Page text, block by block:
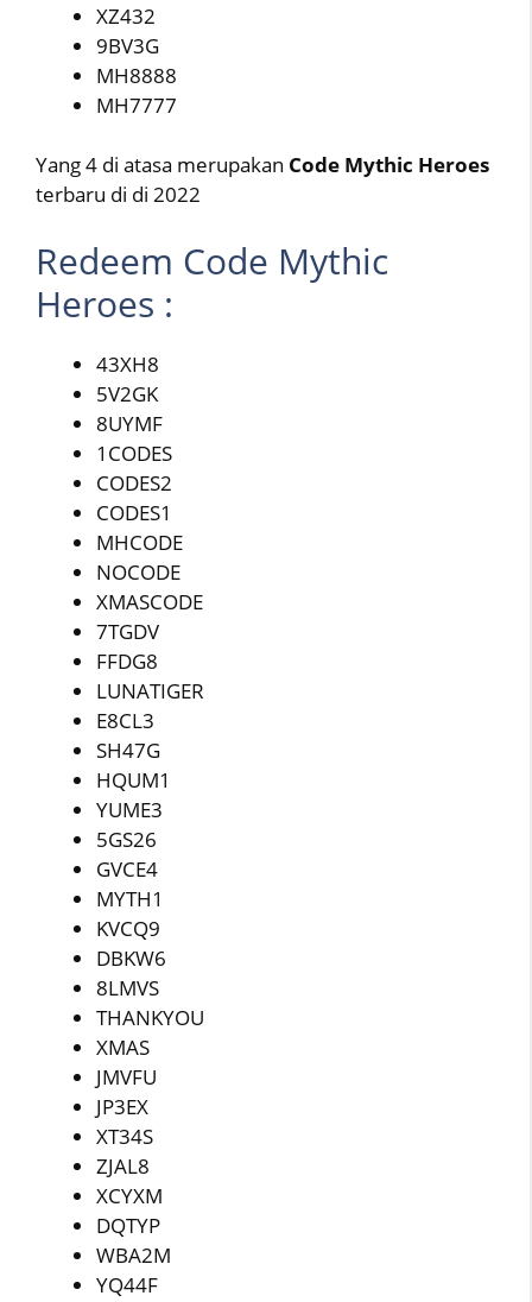
XZ432
9BV3G
MH8888
MH7777
Yang 4 di atasa merupakan Code Mythic Heroes
terbaru di di 2022
Redeem Code Mythic
Heroes :
43XH8
5V2GK
8UYMF
1CODES
CODES2
CODES1
MHCODE
NOCODE
XMASCODE
7TGDV
FFDG8
LUNATIGER
E8CL3
SH47G
HQUM1
YUME3
5GS26
GVCE4
MYTH1
KVCQ9
DBKW6
8LMVS
THANKYOU
XMAS
JMVFU
JP3EX
XT34S
ZJAL8
XCYXM
DQTYP
WBA2M
YQ44F